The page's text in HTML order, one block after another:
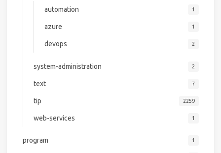
automation 1
azure 1
devops 2
system-administration 2
text 7
tip 2259
web-services 1
program 1